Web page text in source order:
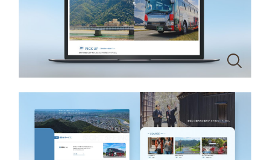
すべて （624件）
コーポレート・企業サイト （278件）
インフラ関連
広告・メディア・放送
金融・保険業